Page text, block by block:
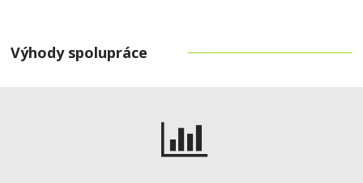
Výhody spolupráce